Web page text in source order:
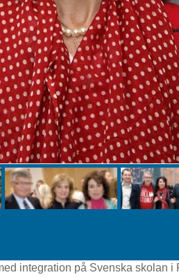
integration på Svenska skolan i